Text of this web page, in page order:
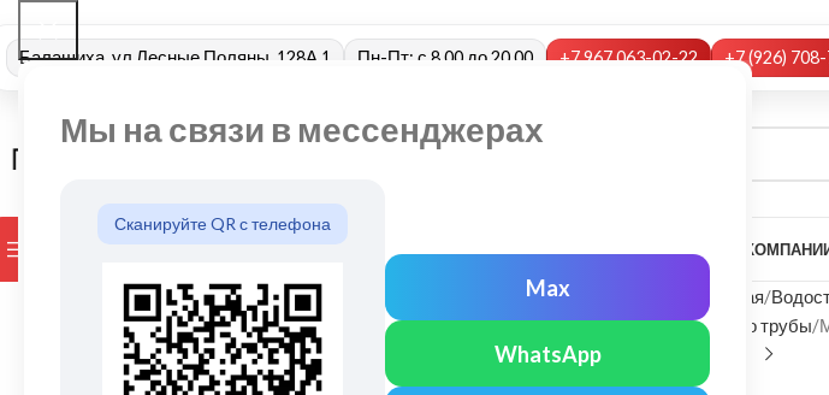
Мы на связи в мессенджерах
Сканируйте QR с телефона
Max
WhatsApp
Балашиха, ул Лесные Поляны, 128А 1 Пн-Пт: с 8.00 до 20.00 +7 967 063-02-22 +7 (926)
ПРОСМОТР КАТЕГОРИЙ БРЕНДЫ О
Главная
Колено трубы